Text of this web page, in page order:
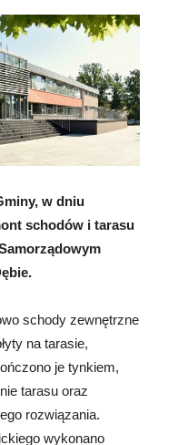
w dniu
schodów i tarasu
schody zewnętrzne
na tarasie,
je tynkiem,
tarasu oraz
rozwiązania.
wykonano